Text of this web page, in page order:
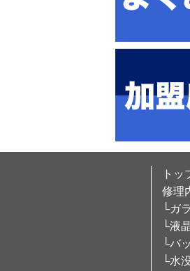
トッ
修理
└ガ
└液
└バ
└水